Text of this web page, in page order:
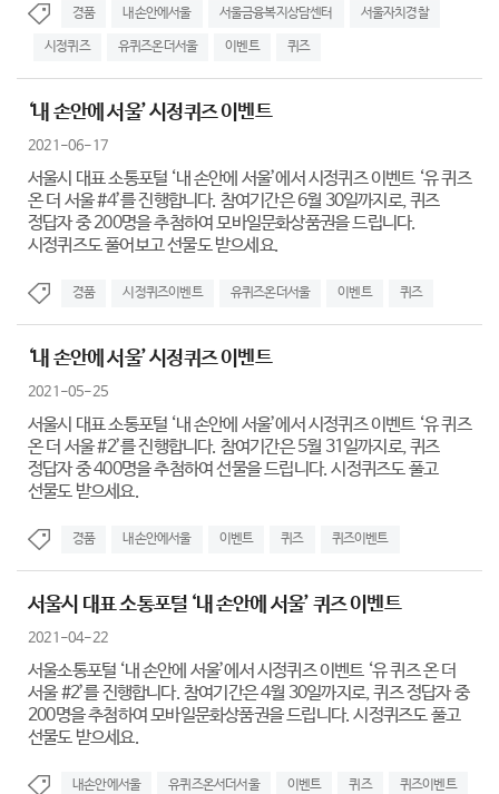
경품 내손안에서울 서울금융복지상담센터 서울자치경찰
시정퀴즈 유퀴즈온더서울 이벤트 퀴즈
‘내 손안에 서울’ 시정퀴즈 이벤트
2021-06-17
서울시 대표 소통포털 ‘내 손안에 서울’에서 시정퀴즈 이벤트 ‘유 퀴즈
온 더 서울 #4’를 진행합니다. 참여기간은 6월 30일까지로, 퀴즈
정답자 중 200명을 추첨하여 모바일문화상품권을 드립니다.
시정퀴즈도 풀어보고 선물도 받으세요.
경품 시정퀴즈이벤트 유퀴즈온더서울 이벤트 퀴즈
‘내 손안에 서울’ 시정퀴즈 이벤트
2021-05-25
서울시 대표 소통포털 ‘내 손안에 서울’에서 시정퀴즈 이벤트 ‘유 퀴즈
온 더 서울 #2’를 진행합니다. 참여기간은 5월 31일까지로, 퀴즈
정답자 중 400명을 추첨하여 선물을 드립니다. 시정퀴즈도 풀고
선물도 받으세요.
경품 내손안에서울 이벤트 퀴즈 퀴즈이벤트
서울시 대표 소통포털 ‘내 손안에 서울’ 퀴즈 이벤트
2021-04-22
서울소통포털 ‘내 손안에 서울’에서 시정퀴즈 이벤트 ‘유 퀴즈 온 더
서울 #2’를 진행합니다. 참여기간은 4월 30일까지로, 퀴즈 정답자 중
200명을 추첨하여 모바일문화상품권을 드립니다. 시정퀴즈도 풀고
선물도 받으세요.
내손안에서울 유퀴즈온서더서울 이벤트 퀴즈 퀴즈이벤트